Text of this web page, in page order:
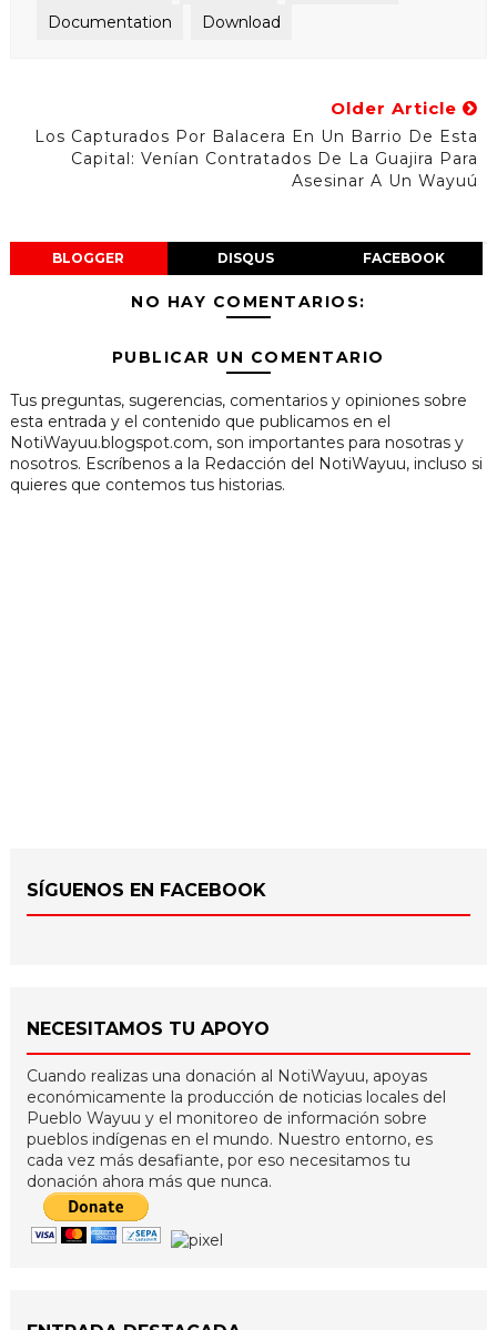
Documentation
Download
Older Article
Los Capturados Por Balacera En Un Barrio De Esta
Capital: Venían Contratados De La Guajira Para
Asesinar A Un Wayuú
BLOGGER DISQUS FACEBOOK
NO HAY COMENTARIOS:
PUBLICAR UN COMENTARIO
Tus preguntas, sugerencias, comentarios y opiniones sobre
esta entrada y el contenido que publicamos en el
NotiWayuu.blogspot.com, son importantes para nosotras y
nosotros. Escríbenos a la Redacción del NotiWayuu, incluso si
quieres que contemos tus historias.
SÍGUENOS EN FACEBOOK
NECESITAMOS TU APOYO
Cuando realizas una donación al NotiWayuu, apoyas
económicamente la producción de noticias locales del
Pueblo Wayuu y el monitoreo de información sobre
pueblos indígenas en el mundo. Nuestro entorno, es
cada vez más desafiante, por eso necesitamos tu
donación ahora más que nunca.